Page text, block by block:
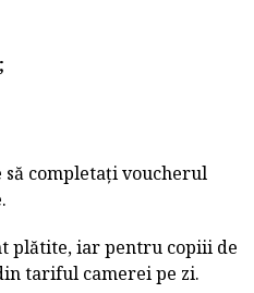
completați voucherul
plătite, iar pentru copiii de
tariful camerei pe zi.